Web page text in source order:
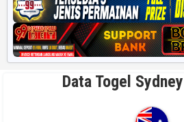
Data Togel